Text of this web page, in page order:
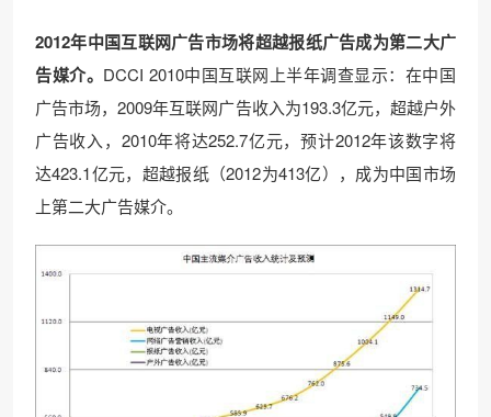
2012年中国互联网广告市场将超越报纸广告成为第二大广
告媒介。 DCCI 2010中国互联网上半年调查显示：在中国
广告市场，2009年互联网广告收入为193.3亿元，超越户外
广告收入，2010年将达252.7亿元，预计2012年该数字将
达423.1亿元，超越报纸（2012为413亿），成为中国市场
上第二大广告媒介。